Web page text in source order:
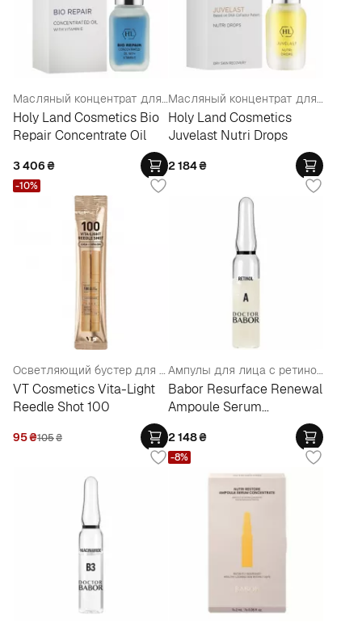
Масляный концентрат для лица
Holy Land Cosmetics Bio
Repair Concentrate Oil
3 406₴
Масляный концентрат для лица
Holy Land Cosmetics
Juvelast Nutri Drops
2 184₴
Осветляющий бустер для лица со спикулами (пробник)
VT Cosmetics Vita-Light
Reedle Shot 100
95₴105₴
-10%
Ампулы для лица с ретинолом
Babor Resurface Renewal
Ampoule Serum
2 148₴
-8%